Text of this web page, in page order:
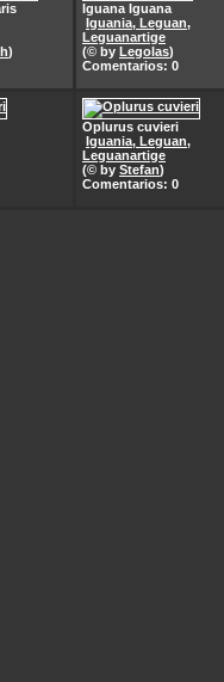
)
Iguana Iguana
Iguania, Leguan,
Leguanartige
(© by Legolas)
Comentarios: 0
Oplurus cuvieri
Iguania, Leguan,
Leguanartige
(© by Stefan)
Comentarios: 0